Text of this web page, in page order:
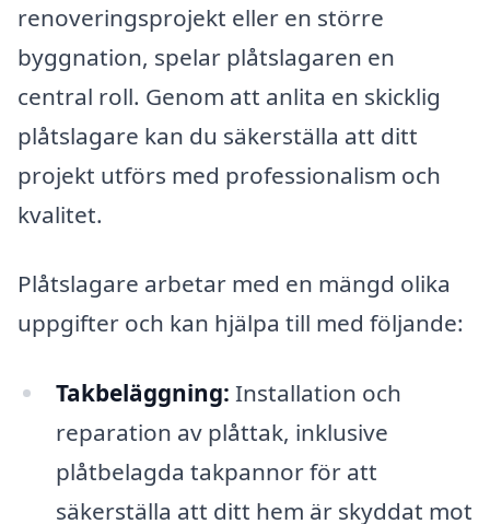
renoveringsprojekt eller en större
byggnation, spelar plåtslagaren en
central roll. Genom att anlita en skicklig
plåtslagare kan du säkerställa att ditt
projekt utförs med professionalism och
kvalitet.
Plåtslagare arbetar med en mängd olika
uppgifter och kan hjälpa till med följande:
Takbeläggning: Installation och
reparation av plåttak, inklusive
plåtbelagda takpannor för att
säkerställa att ditt hem är skyddat mot